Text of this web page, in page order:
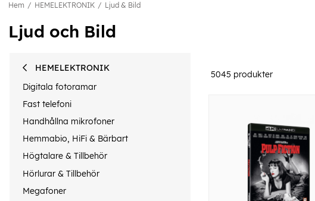
Hem HEMELEKTRONIK Ljud & Bild
Ljud och Bild
HEMELEKTRONIK
Digitala fotoramar
Fast telefoni
Handhållna mikrofoner
Hemmabio, HiFi & Bärbart
Högtalare & Tillbehör
Hörlurar & Tillbehör
Megafoner
5045 produkter